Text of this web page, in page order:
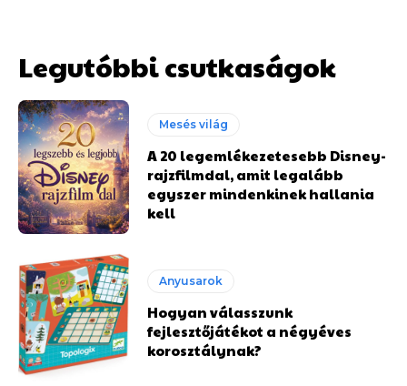
Legutóbbi csutkaságok
Mesés világ
A 20 legemlékezetesebb Disney-
rajzfilmdal, amit legalább
egyszer mindenkinek hallania
kell
Anyusarok
Hogyan válasszunk
fejlesztőjátékot a négyéves
korosztálynak?